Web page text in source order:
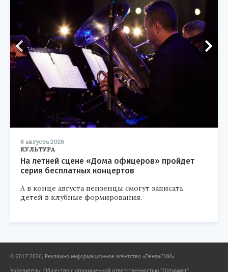
6 августа 2026
КУЛЬТУРА
На летней сцене «Дома офицеров» пройдет
серия бесплатных концертов
А в конце августа пензенцы смогут записать
детей в клубные формирования.
© 2017-2026, Рекламно-информационное агентство «ПензаСМИ».
Учредитель: Общество с ограниченной ответственностью "Оптимист".